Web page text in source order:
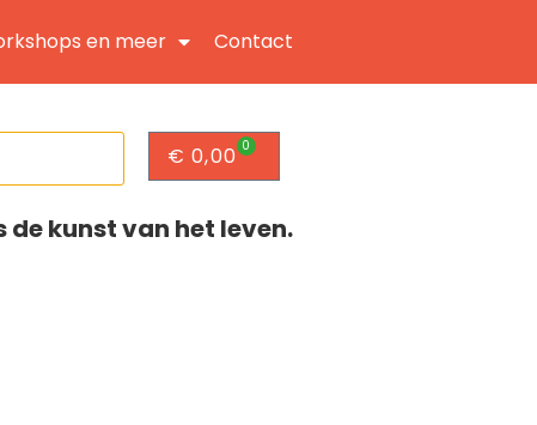
en meer Contact
€ 0,00 0
de kunst van het leven.